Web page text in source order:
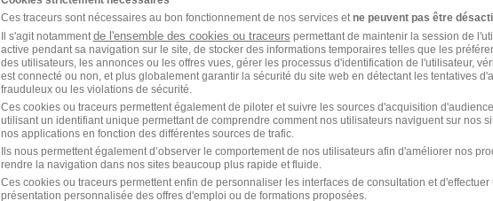
Ces traceurs sont nécessaires au bon fonctionnement de nos services et ne peuvent pas être
Il s'agit notamment de l'ensemble des cookies ou traceurs permettant de maintenir la session de
active pendant sa navigation sur le site, de stocker des informations temporaires telles que les
des utilisateurs, les annonces ou les offres vues, gérer les processus d'identification de l'utilisateur,
est connecté ou non, et plus globalement garantir la sécurité du site web en détectant les tentatives
frauduleux ou les violations de sécurité.
Ces cookies ou traceurs permettent également de piloter et suivre les sources d'acquisition
utilisant un identifiant unique permettant de comprendre comment nos utilisateurs naviguent sur nos
nos applications en fonction des différentes sources de trafic.
Ils nous permettent également d’observer le comportement de nos utilisateurs afin d'améliorer nos
rendre la navigation dans nos sites beaucoup plus rapide et fluide.
Ces cookies ou traceurs permettent enfin de personnaliser les interfaces de consultation et d'effectuer
présentation personnalisée des offres d'emploi ou de formations proposées.